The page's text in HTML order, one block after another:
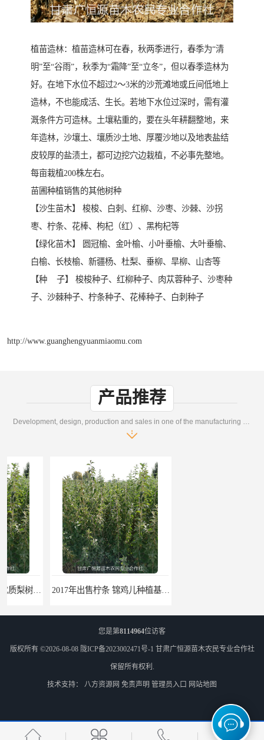
植苗造林：植苗造林可在春，秋两季进行，春季为“清
明”至“谷雨”，秋季为“霜降”至“立冬”，但以春季造林为
好。在地下水位不超过2～3米的沙荒滩地或丘间低地上
造林，不也能成活、生长。若地下水位过深时，需有灌
溉条件方可造林。土壤粘重的，要在头年耕翻整地，来
年造林，沙壤土、壤质沙土地、厚覆沙地以及地表盐结
皮较厚的盐渍土，都可边挖穴边栽植，不必事先整地。
每亩栽植200株左右。
苗圃种植销售的其他树种
【沙生苗木】 梭梭、白刺、红柳、沙枣、沙棘、沙拐
枣、柠条、花棒、枸杞（红）、黑枸杞等
【绿化苗木】 圆冠榆、金叶榆、小叶垂榆、大叶垂榆、
白榆、长枝榆、新疆杨、杜梨、垂柳、旱柳、山杏等
【种 子】 梭梭种子、红柳种子、肉苁蓉种子、沙枣种
子、沙棘种子、柠条种子、花棒种子、白刺种子
http://www.guanghengyuanmiaomu.com
产品推荐
Development, design, production and sales in one of the manufacturing enterprises
2017年出售柠条 锦鸡儿种植基地 甘肃广恒源苗木基地
您是第8114964位访客
版权所有 ©2026-08-08 陇ICP备2023002471号-1 甘肃广恒源苗木农民专业合作社
保留所有权利.
技术支持： 八方资源网 免责声明 管理员入口 网站地图